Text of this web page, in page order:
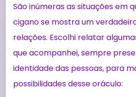
São inúmeras as situações em
cigano se mostra um
relações. Escolhi relatar
que acompanhei, sempre
identidade das pessoas, para
possibilidades desse oráculo: